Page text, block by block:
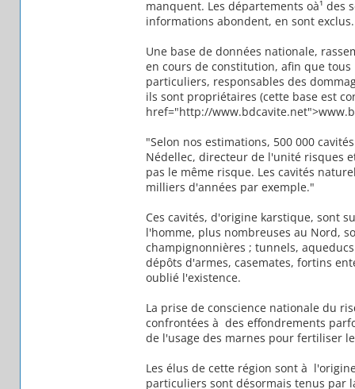
manquent. Les départements oà¹ des
informations abondent, en sont exclus.
Une base de données nationale,
en cours de constitution, afin que
particuliers, responsables des
ils sont propriétaires (cette base est
href="http://
"Selon nos estimations, 500 000
Nédellec, directeur de l'unité risques
pas le même risque. Les cavités
milliers d'années par exemple."
Ces cavités, d'origine karstique, sont
l'homme, plus nombreuses au Nord,
champignonnières ; tunnels,
dépôts d'armes, casemates, fortins
oublié l'existence.
La prise de conscience nationale du
confrontées à des effondrements
de l'usage des marnes pour fertiliser
Les élus de cette région sont à
particuliers sont désormais tenus par